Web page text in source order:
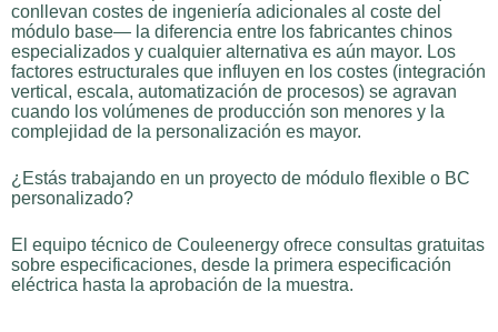
conllevan costes de ingeniería adicionales al coste del
módulo base— la diferencia entre los fabricantes chinos
especializados y cualquier alternativa es aún mayor. Los
factores estructurales que influyen en los costes (integración
vertical, escala, automatización de procesos) se agravan
cuando los volúmenes de producción son menores y la
complejidad de la personalización es mayor.
¿Estás trabajando en un proyecto de módulo flexible o BC
personalizado?
El equipo técnico de Couleenergy ofrece consultas gratuitas
sobre especificaciones, desde la primera especificación
eléctrica hasta la aprobación de la muestra.